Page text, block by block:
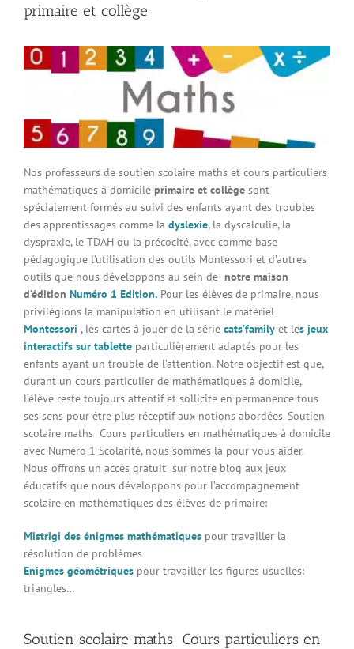
primaire et collège
Nos professeurs de soutien scolaire maths et cours particuliers
mathématiques à domicile primaire et collège sont
spécialement formés au suivi des enfants ayant des troubles
des apprentissages comme la dyslexie, la dyscalculie, la
dyspraxie, le TDAH ou la précocité, avec comme base
pédagogique l’utilisation des outils Montessori et d’autres
outils que nous développons au sein de notre maison
d’édition Numéro 1 Edition. Pour les élèves de primaire, nous
privilégions la manipulation en utilisant le matériel
Montessori , les cartes à jouer de la série cats’family et les jeux
interactifs sur tablette particulièrement adaptés pour les
enfants ayant un trouble de l’attention. Notre objectif est que,
durant un cours particulier de mathématiques à domicile,
l’élève reste toujours attentif et sollicite en permanence tous
ses sens pour être plus réceptif aux notions abordées. Soutien
scolaire maths Cours particuliers en mathématiques à domicile
avec Numéro 1 Scolarité, nous sommes là pour vous aider.
Nous offrons un accès gratuit sur notre blog aux jeux
éducatifs que nous développons pour l’accompagnement
scolaire en mathématiques des élèves de primaire:
Mistrigi des énigmes mathématiques pour travailler la
résolution de problèmes
Enigmes géométriques pour travailler les figures usuelles:
triangles…
Soutien scolaire maths Cours particuliers en